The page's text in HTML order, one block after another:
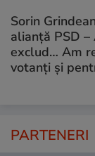
Sorin
alianță PSD –
exclud… Am
votanți și
PARTENERI